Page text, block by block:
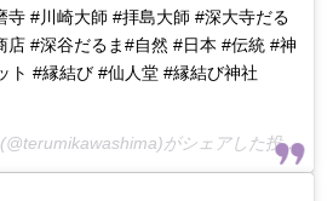
寺 #川崎大師 #拝島大師 #深大寺だる
店 #深谷だるま#自然 #日本 #伝統 #神
ト #縁結び #仙人堂 #縁結び神社
Terumi Kawashimaさん(@terumikawashima)がシェアした投稿 -